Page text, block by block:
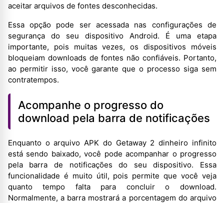
aceitar arquivos de fontes desconhecidas.
Essa opção pode ser acessada nas configurações de
segurança do seu dispositivo Android. É uma etapa
importante, pois muitas vezes, os dispositivos móveis
bloqueiam downloads de fontes não confiáveis. Portanto,
ao permitir isso, você garante que o processo siga sem
contratempos.
Acompanhe o progresso do
download pela barra de notificações
Enquanto o arquivo APK do Getaway 2 dinheiro infinito
está sendo baixado, você pode acompanhar o progresso
pela barra de notificações do seu dispositivo. Essa
funcionalidade é muito útil, pois permite que você veja
quanto tempo falta para concluir o download.
Normalmente, a barra mostrará a porcentagem do arquivo